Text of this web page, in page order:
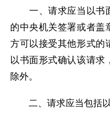
一、请求应当以书
的中央机关签署或者盖
方可以接受其他形式的
以书面形式确认该请求
除外。
二、请求应当包括以